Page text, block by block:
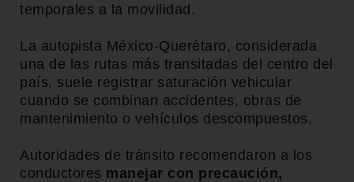
temporales a la movilidad.
La autopista México-Querétaro, considerada
una de las rutas más transitadas del centro del
país, suele registrar saturación vehicular
cuando se combinan accidentes, obras de
mantenimiento o vehículos descompuestos.
Autoridades de tránsito recomendaron a los
conductores manejar con precaución,